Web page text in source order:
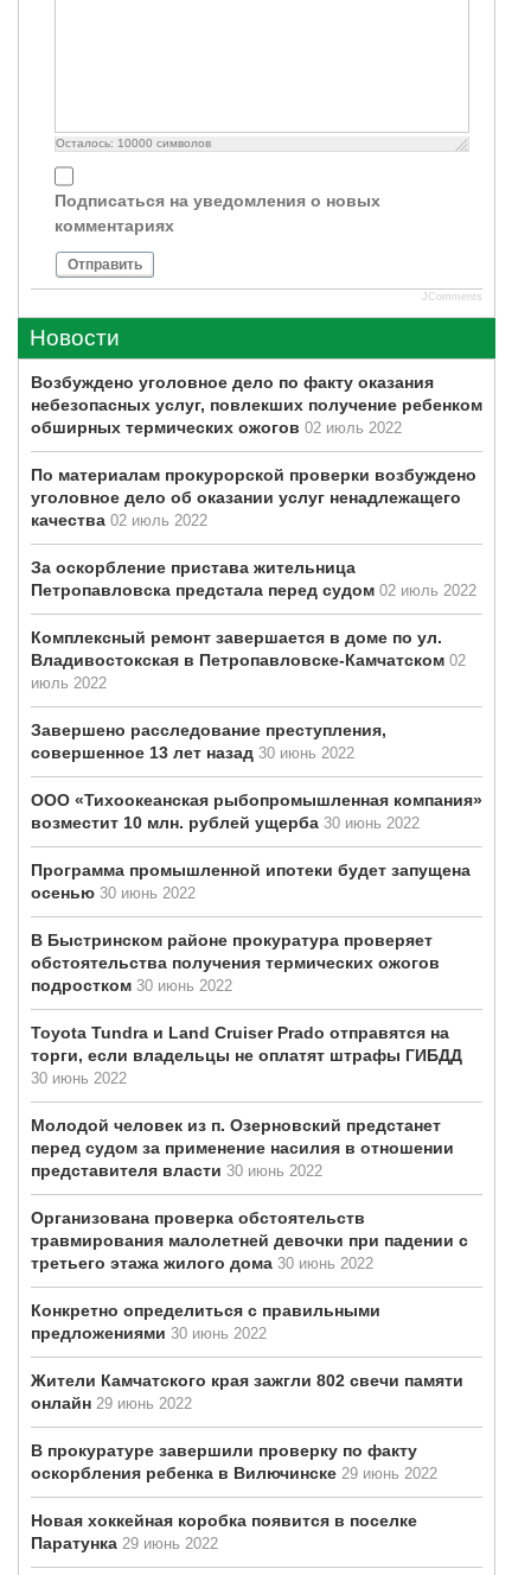
Осталось: 10000 символов
Подписаться на уведомления о новых
комментариях
Отправить
JComments
Новости
Возбуждено уголовное дело по факту оказания
небезопасных услуг, повлекших получение ребенком
обширных термических ожогов 02 июль 2022
По материалам прокурорской проверки возбуждено
уголовное дело об оказании услуг ненадлежащего
качества 02 июль 2022
За оскорбление пристава жительница
Петропавловска предстала перед судом 02 июль 2022
Комплексный ремонт завершается в доме по ул.
Владивостокская в Петропавловске-Камчатском 02
июль 2022
Завершено расследование преступления,
совершенное 13 лет назад 30 июнь 2022
ООО «Тихоокеанская рыбопромышленная компания»
возместит 10 млн. рублей ущерба 30 июнь 2022
Программа промышленной ипотеки будет запущена
осенью 30 июнь 2022
В Быстринском районе прокуратура проверяет
обстоятельства получения термических ожогов
подростком 30 июнь 2022
Toyota Tundra и Land Cruiser Prado отправятся на
торги, если владельцы не оплатят штрафы ГИБДД
30 июнь 2022
Молодой человек из п. Озерновский предстанет
перед судом за применение насилия в отношении
представителя власти 30 июнь 2022
Организована проверка обстоятельств
травмирования малолетней девочки при падении с
третьего этажа жилого дома 30 июнь 2022
Конкретно определиться с правильными
предложениями 30 июнь 2022
Жители Камчатского края зажгли 802 свечи памяти
онлайн 29 июнь 2022
В прокуратуре завершили проверку по факту
оскорбления ребенка в Вилючинске 29 июнь 2022
Новая хоккейная коробка появится в поселке
Паратунка 29 июнь 2022